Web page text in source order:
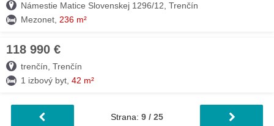
Námestie Matice Slovenskej 1296/12, Trenčín
Mezonet, 236 m²
118 990 €
trenčín, Trenčín
1 izbový byt, 42 m²
Strana: 9 / 25